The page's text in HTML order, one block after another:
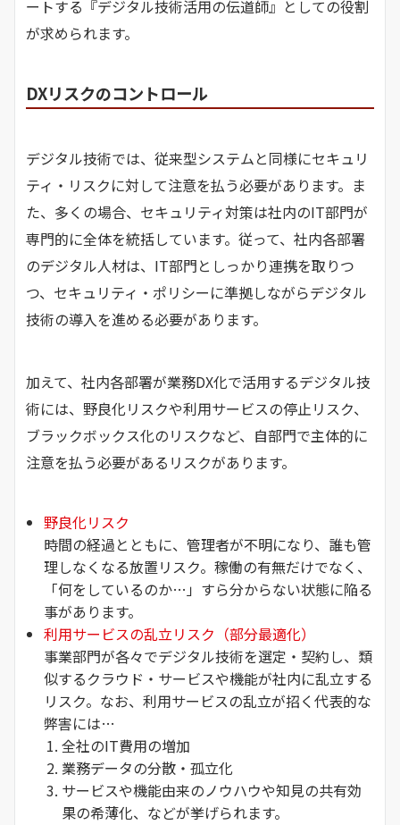
ートする『デジタル技術活用の伝道師』としての役割
が求められます。
DXリスクのコントロール
デジタル技術では、従来型システムと同様にセキュリ
ティ・リスクに対して注意を払う必要があります。ま
た、多くの場合、セキュリティ対策は社内のIT部門が
専門的に全体を統括しています。従って、社内各部署
のデジタル人材は、IT部門としっかり連携を取りつ
つ、セキュリティ・ポリシーに準拠しながらデジタル
技術の導入を進める必要があります。
加えて、社内各部署が業務DX化で活用するデジタル技
術には、野良化リスクや利用サービスの停止リスク、
ブラックボックス化のリスクなど、自部門で主体的に
注意を払う必要があるリスクがあります。
野良化リスク
時間の経過とともに、管理者が不明になり、誰も管
理しなくなる放置リスク。稼働の有無だけでなく、
「何をしているのか…」すら分からない状態に陥る
事があります。
利用サービスの乱立リスク（部分最適化）
事業部門が各々でデジタル技術を選定・契約し、類
似するクラウド・サービスや機能が社内に乱立する
リスク。なお、利用サービスの乱立が招く代表的な
弊害には…
全社のIT費用の増加
業務データの分散・孤立化
サービスや機能由来のノウハウや知見の共有効
果の希薄化、などが挙げられます。